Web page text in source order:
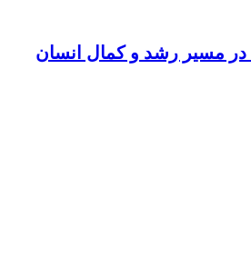
در مسیر رشد و کمال انسان